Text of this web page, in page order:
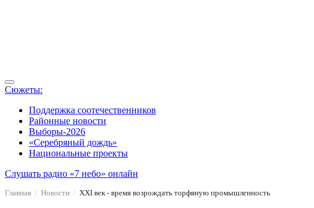
Сюжеты:
Поддержка соотечественников
Районные новости
Выборы-2026
«Серебряный дождь»
Национальные проекты
Слушать радио «7 небо» онлайн
Главная Новости XXI век - время возрождать торфяную промышленность